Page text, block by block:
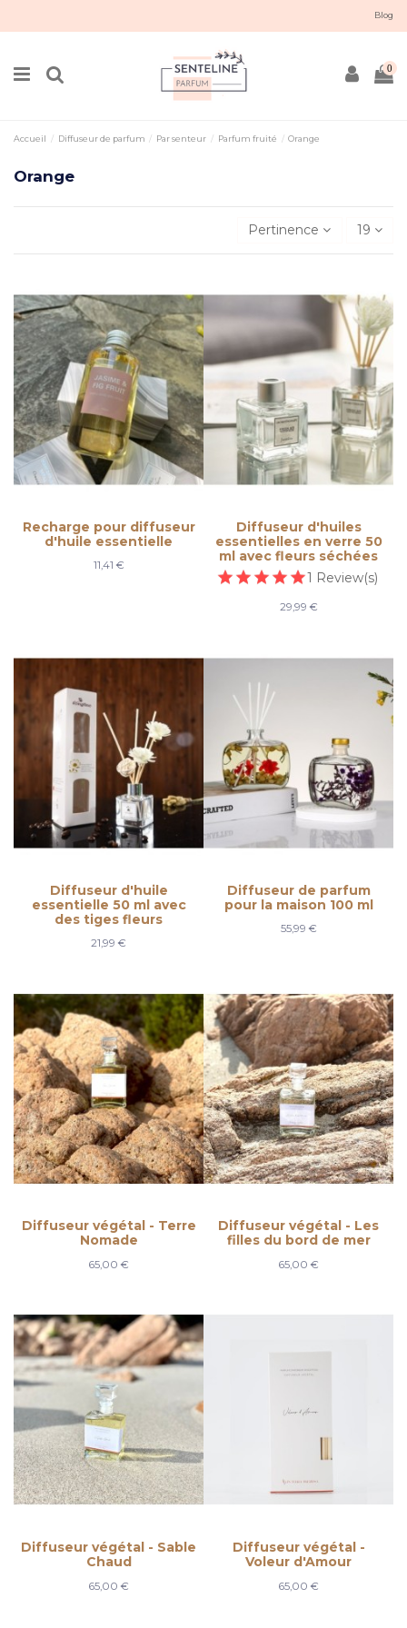
Blog
0
Accueil Diffuseur de parfum Par senteur Parfum fruité Orange
Orange
Pertinence 19
Recharge pour diffuseur
d'huile essentielle
11,41 €
Diffuseur d'huiles
essentielles en verre 50
ml avec fleurs séchées
1 Review(s)
29,99 €
Diffuseur d'huile
essentielle 50 ml avec
des tiges fleurs
21,99 €
Diffuseur de parfum
pour la maison 100 ml
55,99 €
Diffuseur végétal - Terre
Nomade
65,00 €
Diffuseur végétal - Les
filles du bord de mer
65,00 €
Diffuseur végétal - Sable
Chaud
65,00 €
Diffuseur végétal -
Voleur d'Amour
65,00 €